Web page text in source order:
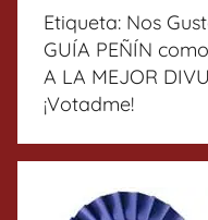
Etiqueta: Nos
GUÍA PEÑÍN
A LA MEJOR
¡Votadme!